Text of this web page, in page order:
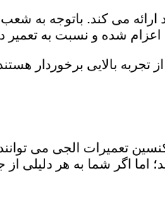
می کند. باتوجه به
شده و نسبت به تعمیر
تجربه بالایی برخوردار
تعمیرات الجی می
اگر شما به هر دلیلی از